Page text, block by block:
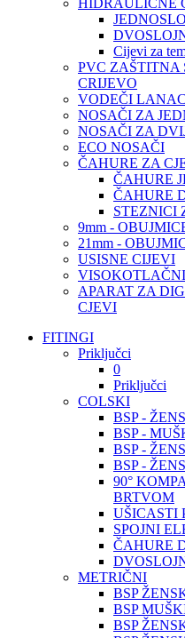
HIDRAULIČNE
Cijevi za
PVC ZAŠTITNA
CRIJEVO
VODEČI
NOSAČI ZA
NOSAČI ZA
ECO NOSAČI
ČAHURE ZA
ČAHURE
ČAHURE
STEZNICI
9mm -
21mm -
USISNE CIJEVI
APARAT ZA
CJEVI
FITINGI
Priključci
0
Priključci
COLSKI
BSP -
BSP -
BSP -
BSP -
90°
BRTVOM
UŠICASTI
SPOJNI
ČAHURE
METRIČNI
BSP
BSP
BSP